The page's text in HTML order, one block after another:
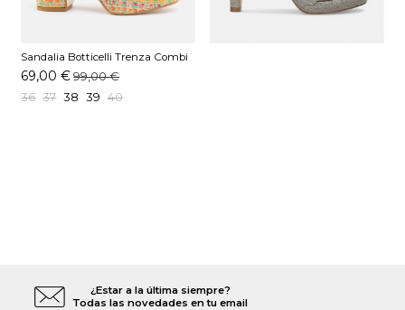
Sandalia Botticelli Trenza Combi
Multicolor
69,00 € 99,00 €
36 37 38 39 40
¿Estar a la última siempre?
Todas las novedades en tu email